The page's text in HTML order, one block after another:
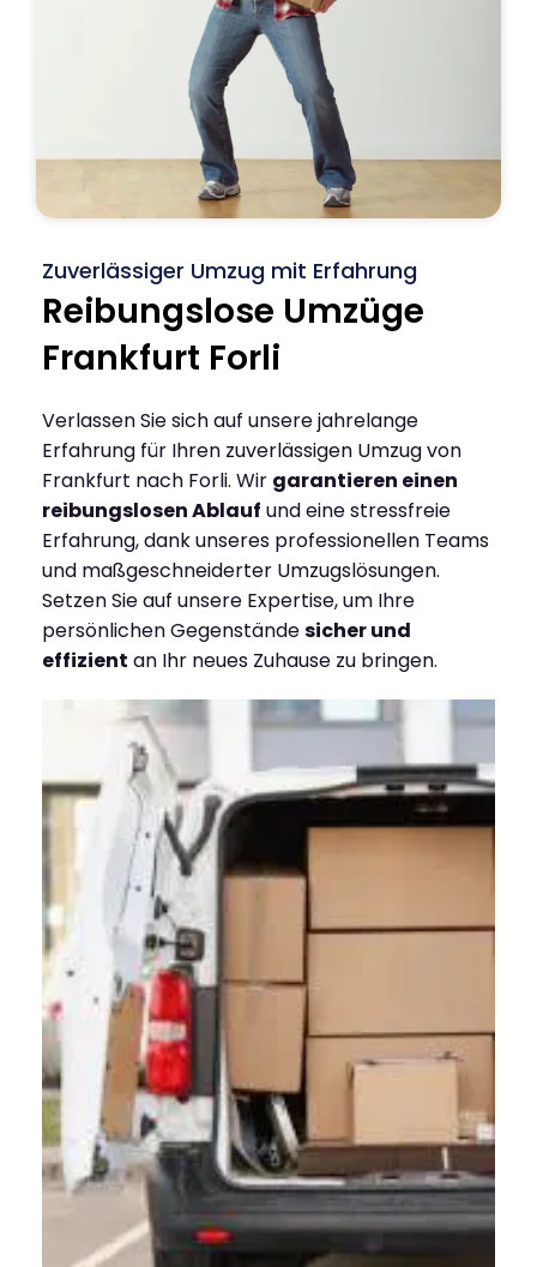
Zuverlässiger Umzug mit Erfahrung
Reibungslose Umzüge
Frankfurt Forli
Verlassen Sie sich auf unsere jahrelange
Erfahrung für Ihren zuverlässigen Umzug von
Frankfurt nach Forli. Wir garantieren einen
reibungslosen Ablauf und eine stressfreie
Erfahrung, dank unseres professionellen Teams
und maßgeschneiderter Umzugslösungen.
Setzen Sie auf unsere Expertise, um Ihre
persönlichen Gegenständesicher und
effizient an Ihr neues Zuhause zu bringen.